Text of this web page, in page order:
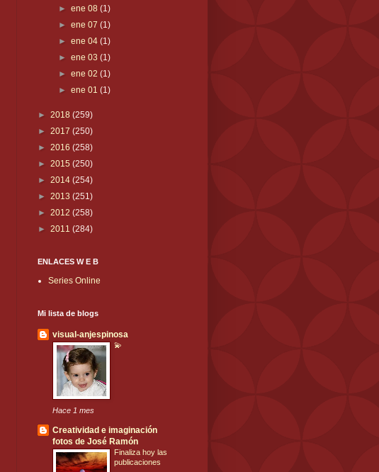
► ene 08 (1)
► ene 07 (1)
► ene 04 (1)
► ene 03 (1)
► ene 02 (1)
► ene 01 (1)
► 2018 (259)
► 2017 (250)
► 2016 (258)
► 2015 (250)
► 2014 (254)
► 2013 (251)
► 2012 (258)
► 2011 (284)
ENLACES W E B
Series Online
Mi lista de blogs
visual-anjespinosa
💫
Hace 1 mes
Creatividad e imaginación
fotos de José Ramón
Finaliza hoy las
publicaciones